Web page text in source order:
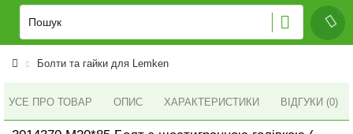
Болти та гайки для Lemken
УСЕ ПРО ТОВАР ОПИС ХАРАКТЕРИСТИКИ ВІДГУКИ (0)